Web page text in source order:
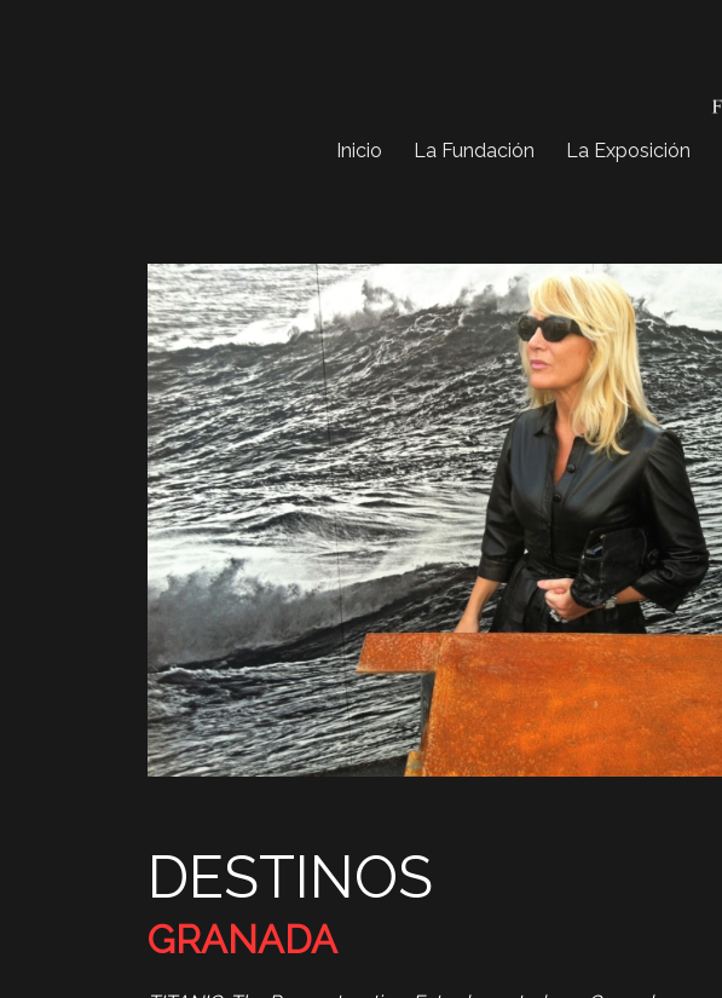
Inicio La Fundación La Exposición
DESTINOS
GRANADA